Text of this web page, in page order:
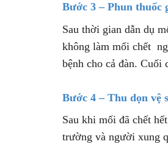
Bước 3 – Phun thuốc
Sau thời gian dẫn dụ
không làm mối chết
bệnh cho cả đàn. Cuối
Bước 4 – Thu dọn vệ
Sau khi mối đã chết
trường và người xung